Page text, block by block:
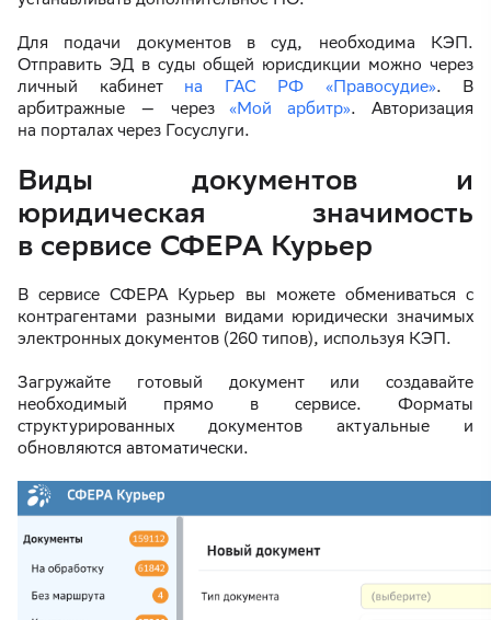
Для подачи документов в суд, необходима КЭП.
Отправить ЭД в суды общей юрисдикции можно через
личный кабинет на ГАС РФ «Правосудие». В
арбитражные — через«Мой арбитр». Авторизация
на порталах через Госуслуги.
Виды документов и
юридическая значимость
в сервисе СФЕРА Курьер
В сервисе СФЕРА Курьер вы можете обмениваться с
контрагентами разными видами юридически значимых
электронных документов (260 типов), используя КЭП.
Загружайте готовый документ или создавайте
необходимый прямо в сервисе. Форматы
структурированных документов актуальные и
обновляются автоматически.